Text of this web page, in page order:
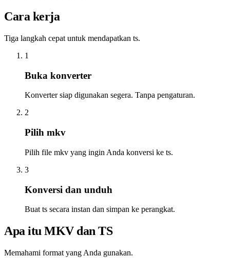
Cara kerja
Tiga langkah cepat untuk mendapatkan ts.
1
Buka konverter
Konverter siap digunakan segera. Tanpa pengaturan.
2
Pilih mkv
Pilih file mkv yang ingin Anda konversi ke ts.
3
Konversi dan unduh
Buat ts secara instan dan simpan ke perangkat.
Apa itu MKV dan TS
Memahami format yang Anda gunakan.